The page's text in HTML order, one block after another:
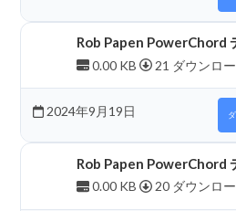
Rob Papen PowerChord
0.00 KB 21 ダウンロ
2024年9月19日
Rob Papen PowerChord
0.00 KB 20 ダウンロ